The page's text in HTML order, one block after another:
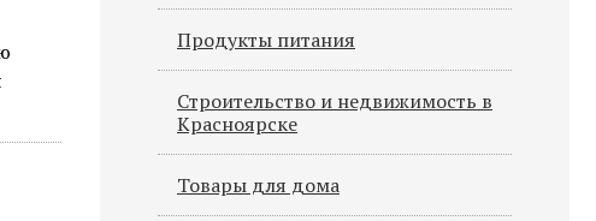
Продукты питания
Строительство и недвижимость в
Красноярске
Товары для дома